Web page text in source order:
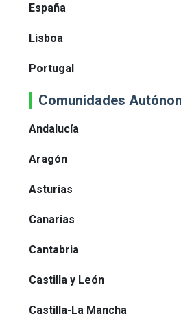
España
Lisboa
Portugal
Comunidades
Andalucía
Aragón
Asturias
Canarias
Cantabria
Castilla y León
Castilla-La Mancha